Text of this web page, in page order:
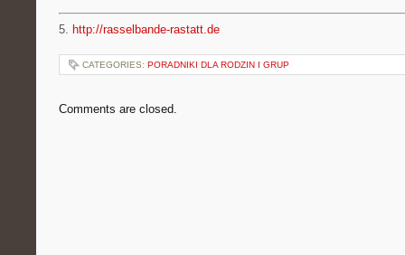
5. http://rasselbande-rastatt.de
CATEGORIES: PORADNIKI DLA RODZIN I GRUP
Comments are closed.